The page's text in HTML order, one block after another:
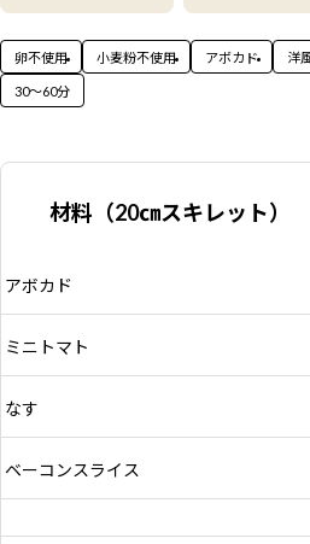
卵不使用 小麦粉不使用 アボカド 洋
30〜60分
材料（20㎝スキレット）
アボカド
ミニトマト
なす
ベーコンスライス